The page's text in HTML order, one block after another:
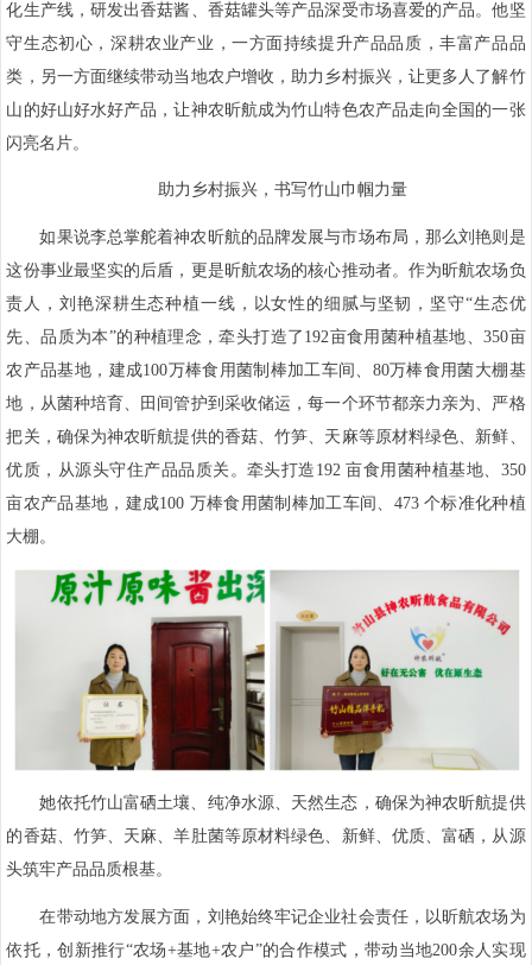
化生产线，研发出香菇酱、香菇罐头等产品深受市场喜爱的产品。他坚
守生态初心，深耕农业产业，一方面持续提升产品品质，丰富产品品
类，另一方面继续带动当地农户增收，助力乡村振兴，让更多人了解竹
山的好山好水好产品，让神农昕航成为竹山特色农产品走向全国的一张
闪亮名片。
助力乡村振兴，书写竹山巾帼力量
如果说李总掌舵着神农昕航的品牌发展与市场布局，那么刘艳则是
这份事业最坚实的后盾，更是昕航农场的核心推动者。作为昕航农场负
责人，刘艳深耕生态种植一线，以女性的细腻与坚韧，坚守“生态优
先、品质为本”的种植理念，牵头打造了192亩食用菌种植基地、350亩
农产品基地，建成100万棒食用菌制棒加工车间、80万棒食用菌大棚基
地，从菌种培育、田间管护到采收储运，每一个环节都亲力亲为、严格
把关，确保为神农昕航提供的香菇、竹笋、天麻等原材料绿色、新鲜、
优质，从源头守住产品品质关。牵头打造192 亩食用菌种植基地、350
亩农产品基地，建成100 万棒食用菌制棒加工车间、473 个标准化种植
大棚。
她依托竹山富硒土壤、纯净水源、天然生态，确保为神农昕航提供
的香菇、竹笋、天麻、羊肚菌等原材料绿色、新鲜、优质、富硒，从源
头筑牢产品品质根基。
在带动地方发展方面，刘艳始终牢记企业社会责任，以昕航农场为
依托，创新推行“农场+基地+农户”的合作模式，带动当地200余人实现